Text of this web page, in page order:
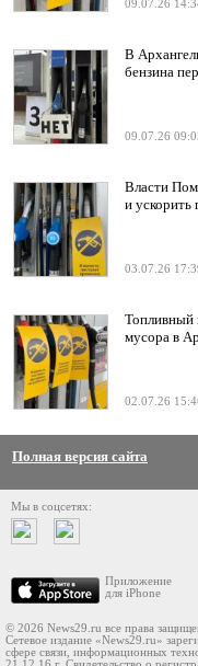
09.07.26
В
бензина
09.07.26
Власти
и ускорить
03.07.26
Топливный
мусора в
02.07.26
Полная версия сайта
Мы в соцсетях:
Приложение
для iPhone
© 2026 News29.ru все права
Сетевое издание «News29.ru»
сфере связи, информационных